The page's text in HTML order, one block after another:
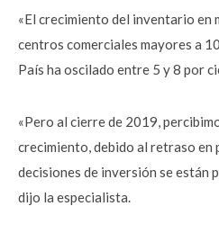
«El crecimiento del inventario en
centros comerciales mayores a
País ha oscilado entre 5 y 8 por
«Pero al cierre de 2019,
crecimiento, debido al retraso en
decisiones de inversión se están
dijo la especialista.